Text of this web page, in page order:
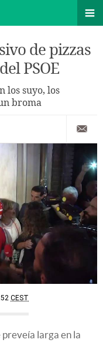
de pizzas
PSOE
los suyo, los
broma
CEST
larga en la